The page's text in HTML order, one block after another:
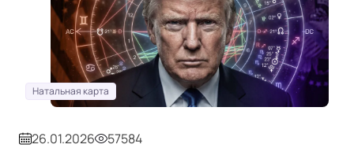
Натальная карта
26.01.2026 57584